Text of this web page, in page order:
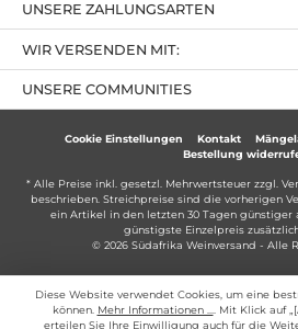
UNSERE ZAHLUNGSARTEN
UNSERE COMMUNITIES
WIR VERSENDEN MIT:
Cookie Einstellungen Kontakt
Bestellung
* Alle Preise inkl. gesetzl. Mehrwertsteuer zzgl.
beschrieben. Streichpreise sind die vorherigen
ein Artikel in den letzten 30 Tagen günstiger
günstigste Einzelpreis
© 2026 Südafrika Weinversand - Alle
Diese Website verwendet Cookies, um eine
können. Mehr Informationen ...
. Mit Klick auf
erteilen Sie Ihre Einwilligung auch für die